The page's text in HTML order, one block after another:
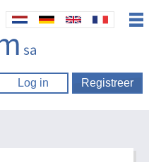
Log in Registreer